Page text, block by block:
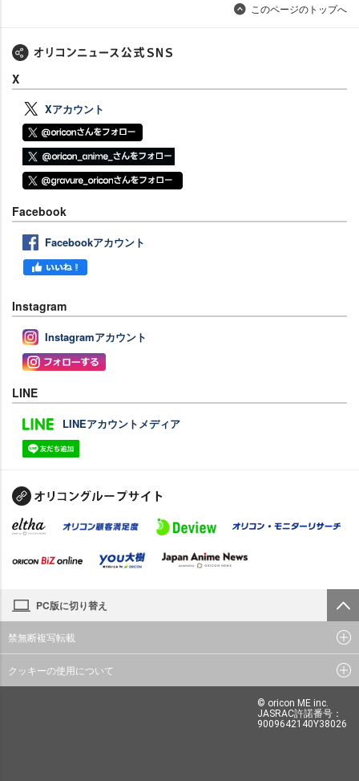
このページのトップへ
X
Xアカウント
Facebook
Facebookアカウント
Instagram
Instagramアカウント
LINE
LINEアカウントメディア
PC版に切り替え
禁無断複写転載
クッキーの使用について
© oricon ME inc.
JASRAC許諾番号：
9009642140Y38026